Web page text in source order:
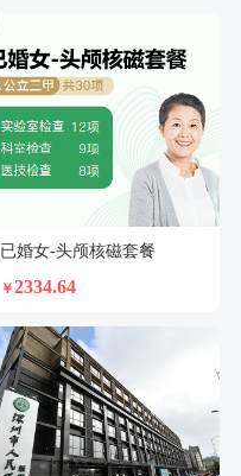
已婚女-头颅核磁套餐
￥2334.64